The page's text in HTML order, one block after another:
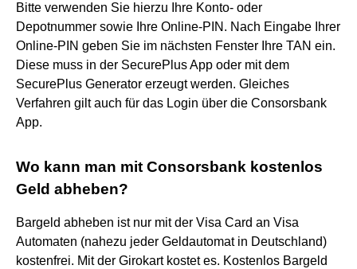
Bitte verwenden Sie hierzu Ihre Konto- oder
Depotnummer sowie Ihre Online-PIN. Nach Eingabe Ihrer
Online-PIN geben Sie im nächsten Fenster Ihre TAN ein.
Diese muss in der SecurePlus App oder mit dem
SecurePlus Generator erzeugt werden. Gleiches
Verfahren gilt auch für das Login über die Consorsbank
App.
Wo kann man mit Consorsbank kostenlos
Geld abheben?
Bargeld abheben ist nur mit der Visa Card an Visa
Automaten (nahezu jeder Geldautomat in Deutschland)
kostenfrei. Mit der Girokart kostet es. Kostenlos Bargeld